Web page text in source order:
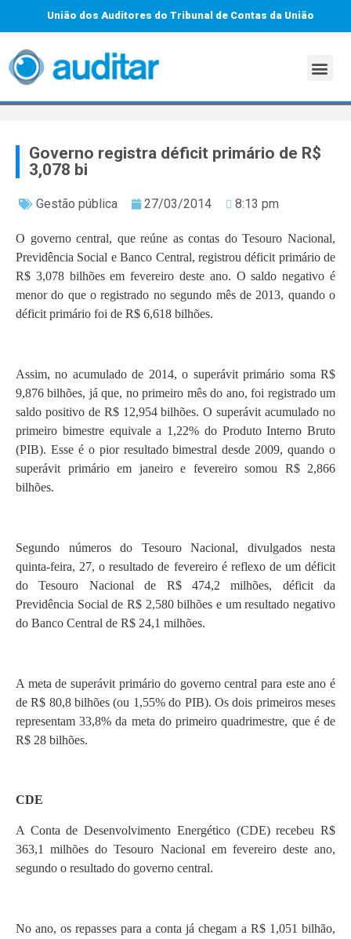
União dos Auditores do Tribunal de Contas da União
Governo registra déficit primário de R$
3,078 bi
Gestão pública 27/03/2014 8:13 pm
O governo central, que reúne as contas do Tesouro Nacional,
Previdência Social e Banco Central, registrou déficit primário de
R$ 3,078 bilhões em fevereiro deste ano. O saldo negativo é
menor do que o registrado no segundo mês de 2013, quando o
déficit primário foi de R$ 6,618 bilhões.
Assim, no acumulado de 2014, o superávit primário soma R$
9,876 bilhões, já que, no primeiro mês do ano, foi registrado um
saldo positivo de R$ 12,954 bilhões. O superávit acumulado no
primeiro bimestre equivale a 1,22% do Produto Interno Bruto
(PIB). Esse é o pior resultado bimestral desde 2009, quando o
superávit primário em janeiro e fevereiro somou R$ 2,866
bilhões.
Segundo números do Tesouro Nacional, divulgados nesta
quinta-feira, 27, o resultado de fevereiro é reflexo de um déficit
do Tesouro Nacional de R$ 474,2 milhões, déficit da
Previdência Social de R$ 2,580 bilhões e um resultado negativo
do Banco Central de R$ 24,1 milhões.
A meta de superávit primário do governo central para este ano é
de R$ 80,8 bilhões (ou 1,55% do PIB). Os dois primeiros meses
representam 33,8% da meta do primeiro quadrimestre, que é de
R$ 28 bilhões.
CDE
A Conta de Desenvolvimento Energético (CDE) recebeu R$
363,1 milhões do Tesouro Nacional em fevereiro deste ano,
segundo o resultado do governo central.
No ano, os repasses para a conta já chegam a R$ 1,051 bilhão,